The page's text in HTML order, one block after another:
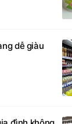
dễ giàu